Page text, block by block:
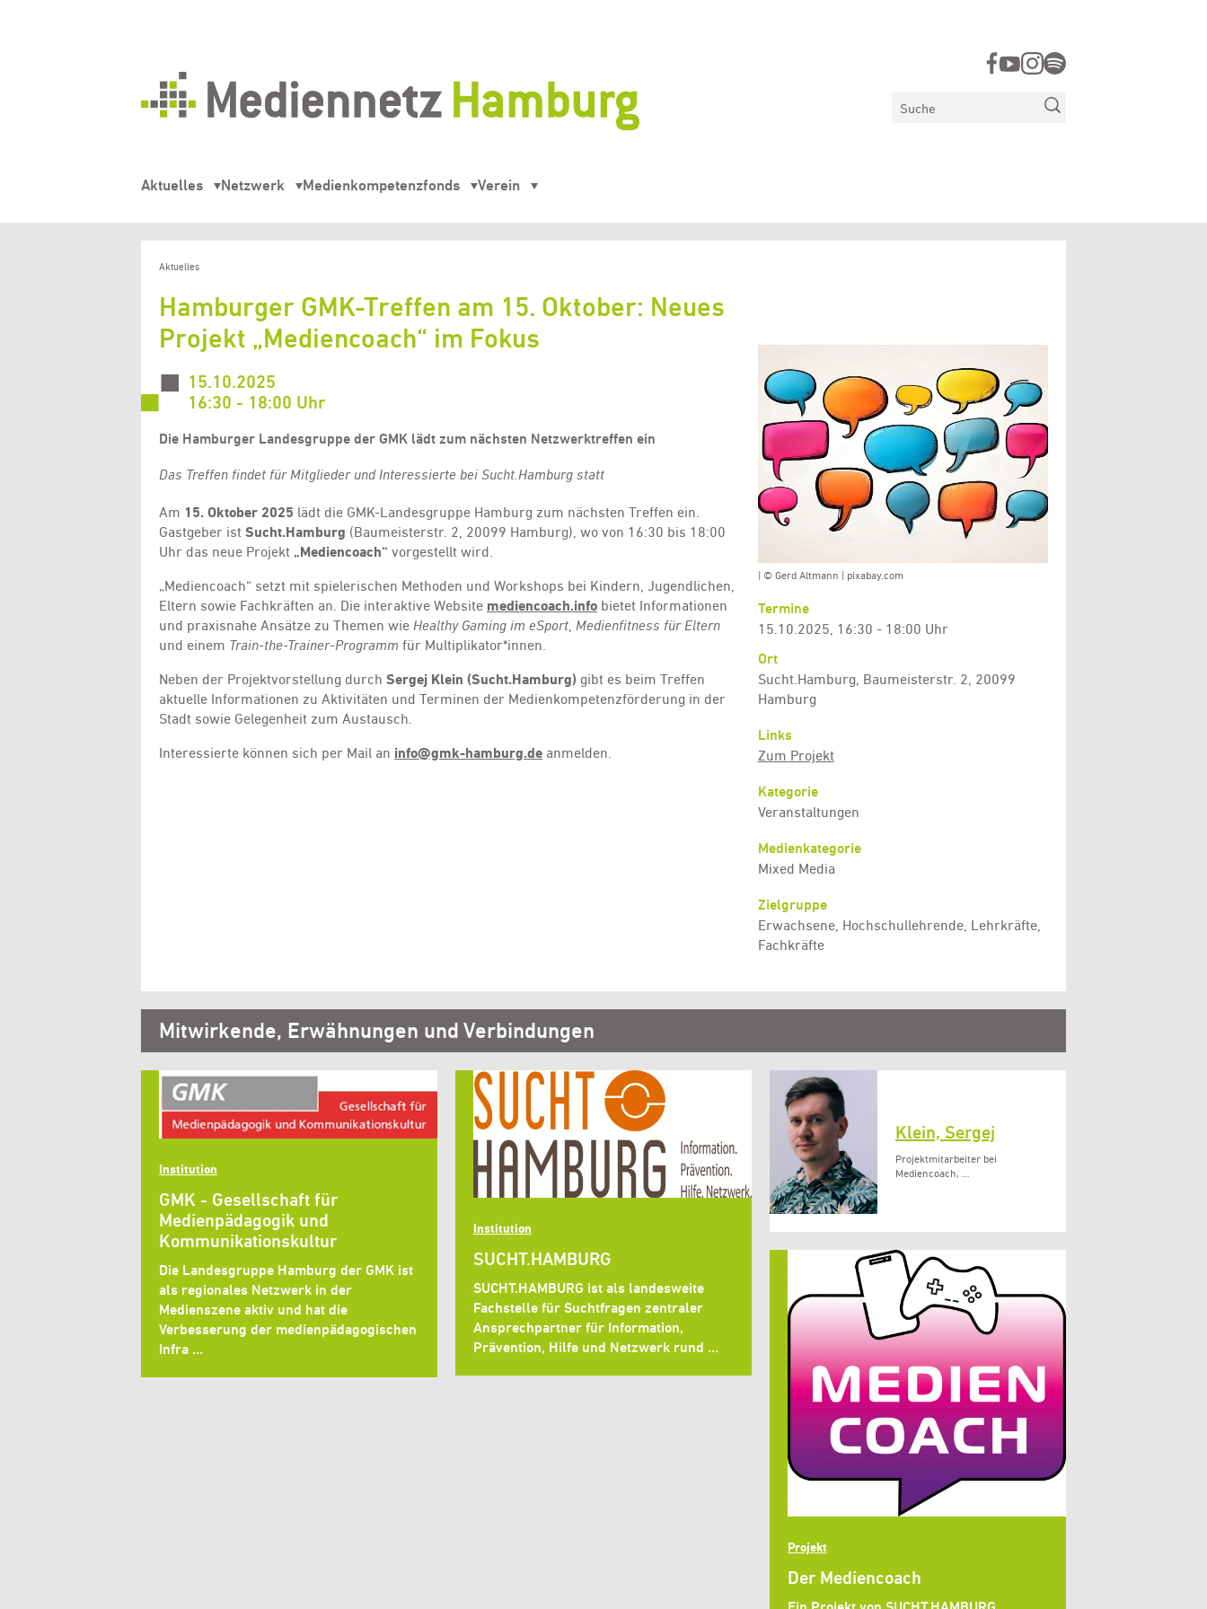
Aktuelles Netzwerk Medienkompetenzfonds Verein
Suchen
Aktuelles
Hamburger GMK-Treffen am 15. Oktober: Neues
Projekt „Mediencoach“ im Fokus
15.10.2025
16:30 - 18:00 Uhr
Die Hamburger Landesgruppe der GMK lädt zum nächsten Netzwerktreffen ein
Das Treffen findet für Mitglieder und Interessierte bei Sucht.Hamburg statt
Am 15. Oktober 2025 lädt die GMK-Landesgruppe Hamburg zum nächsten Treffen ein.
Gastgeber ist Sucht.Hamburg (Baumeisterstr. 2, 20099 Hamburg), wo von 16:30 bis 18:00
Uhr das neue Projekt „Mediencoach“ vorgestellt wird.
„Mediencoach“ setzt mit spielerischen Methoden und Workshops bei Kindern, Jugendlichen,
Eltern sowie Fachkräften an. Die interaktive Website mediencoach.info bietet Informationen
und praxisnahe Ansätze zu Themen wie Healthy Gaming im eSport, Medienfitness für Eltern
und einem Train-the-Trainer-Programm für Multiplikator*innen.
Neben der Projektvorstellung durch Sergej Klein (Sucht.Hamburg) gibt es beim Treffen
aktuelle Informationen zu Aktivitäten und Terminen der Medienkompetenzförderung in der
Stadt sowie Gelegenheit zum Austausch.
Interessierte können sich per Mail an info@gmk-hamburg.de anmelden.
| © Gerd Altmann | pixabay.com
Termine
15.10.2025, 16:30 - 18:00 Uhr
Ort
Sucht.Hamburg, Baumeisterstr. 2, 20099
Hamburg
Links
Zum Projekt
Kategorie
Veranstaltungen
Medienkategorie
Mixed Media
Zielgruppe
Erwachsene, Hochschullehrende, Lehrkräfte,
Fachkräfte
Mitwirkende, Erwähnungen und Verbindungen
Institution
GMK - Gesellschaft für
Medienpädagogik und
Kommunikationskultur
Die Landesgruppe Hamburg der GMK ist
als regionales Netzwerk in der
Medienszene aktiv und hat die
Verbesserung der medienpädagogischen
Infra …
Institution
SUCHT.HAMBURG
SUCHT.HAMBURG ist als landesweite
Fachstelle für Suchtfragen zentraler
Ansprechpartner für Information,
Prävention, Hilfe und Netzwerk rund …
Klein, Sergej
Projektmitarbeiter bei
Mediencoach, …
Projekt
Der Mediencoach